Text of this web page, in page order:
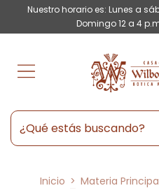
Nuestro horario es: Lunes a
Domingo 12 a 4
Inicio > Materia